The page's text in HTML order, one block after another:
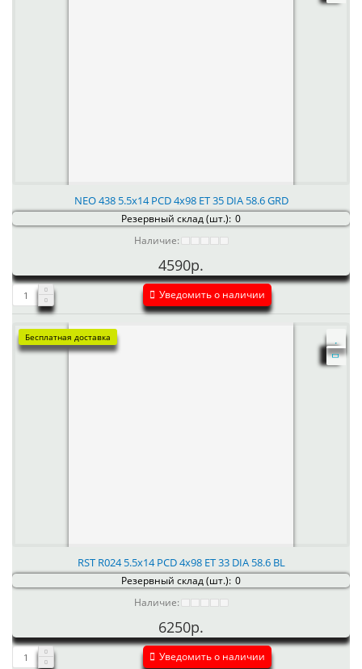
NEO 438 5.5x14 PCD 4x98 ET 35 DIA 58.6 GRD
Резервный склад (шт.): 0
Наличие:
4590р.
Уведомить о наличии
Бесплатная доставка
RST R024 5.5x14 PCD 4x98 ET 33 DIA 58.6 BL
Резервный склад (шт.): 0
Наличие:
6250р.
Уведомить о наличии